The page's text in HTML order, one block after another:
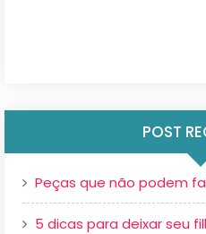
POST
Peças que não podem
5 dicas para deixar seu